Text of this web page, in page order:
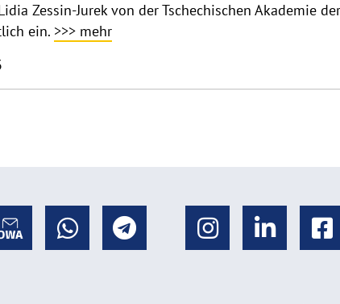
Zessin-Jurek von der Tschechischen Akademie
ein. >>> mehr